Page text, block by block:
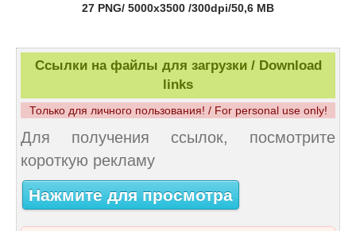
27 PNG/ 5000x3500 /300dpi/50,6 MB
Ссылки на файлы для загрузки / Download
links
Только для личного пользования! / For personal use only!
Для получения ссылок, посмотрите
короткую рекламу
Нажмите для просмотра